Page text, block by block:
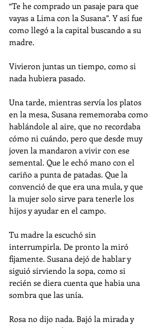
“Te he comprado un pasaje para que
vayas a Lima con la Susana”. Y así fue
como llegó a la capital buscando a su
madre.
Vivieron juntas un tiempo, como si
nada hubiera pasado.
Una tarde, mientras servía los platos
en la mesa, Susana rememoraba como
hablándole al aire, que no recordaba
cómo ni cuándo, pero que desde muy
joven la mandaron a vivir con ese
semental. Que le echó mano con el
cariño a punta de patadas. Que la
convenció de que era una mula, y que
la mujer solo sirve para tenerle los
hijos y ayudar en el campo.
Tu madre la escuchó sin
interrumpirla. De pronto la miró
fijamente. Susana dejó de hablar y
siguió sirviendo la sopa, como si
recién se diera cuenta que habia una
sombra que las unía.
Rosa no dijo nada. Bajó la mirada y